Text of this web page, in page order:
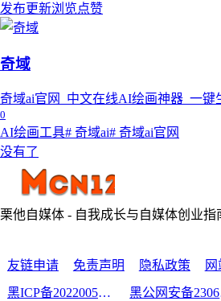
发布更新浏览点赞
奇域
奇域ai官网_中文在线AI绘画神器_一键
0
AI绘画工具# 奇域ai# 奇域ai官网
没有了
栗他自媒体 - 自我成长与自媒体创业指
友链申请 免责声明 隐私政策
黑ICP备2022005210号-2